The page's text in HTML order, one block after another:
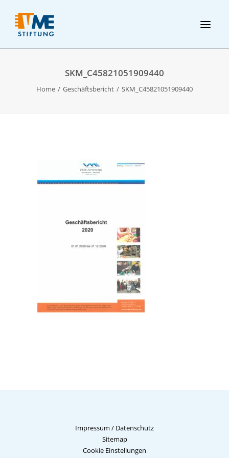
SKM_C45821051909440
Home Geschäftsbericht SKM_C45821051909440
Impressum / Datenschutz
Sitemap
Cookie Einstellungen